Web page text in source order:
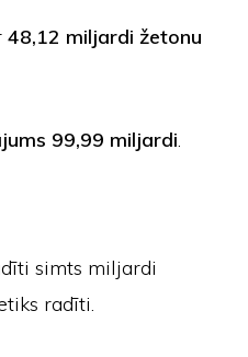
48,12 miljardi žetonu
99,99 miljardi.
simts miljardi
radīti.